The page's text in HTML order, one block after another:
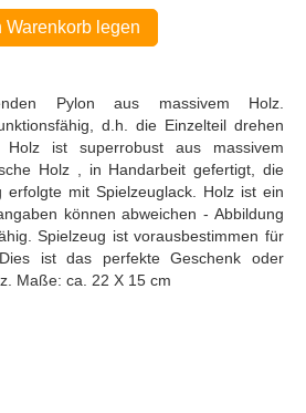
Warenkorb legen
Pylon aus massivem Holz.
d.h. die Einzelteil drehen
ist superrobust aus massivem
Holz , in Handarbeit gefertigt, die
erfolgte mit Spielzeuglack. Holz ist ein
können abweichen - Abbildung
Spielzeug ist vorausbestimmen für
ist das perfekte Geschenk oder
Maße: ca. 22 X 15 cm